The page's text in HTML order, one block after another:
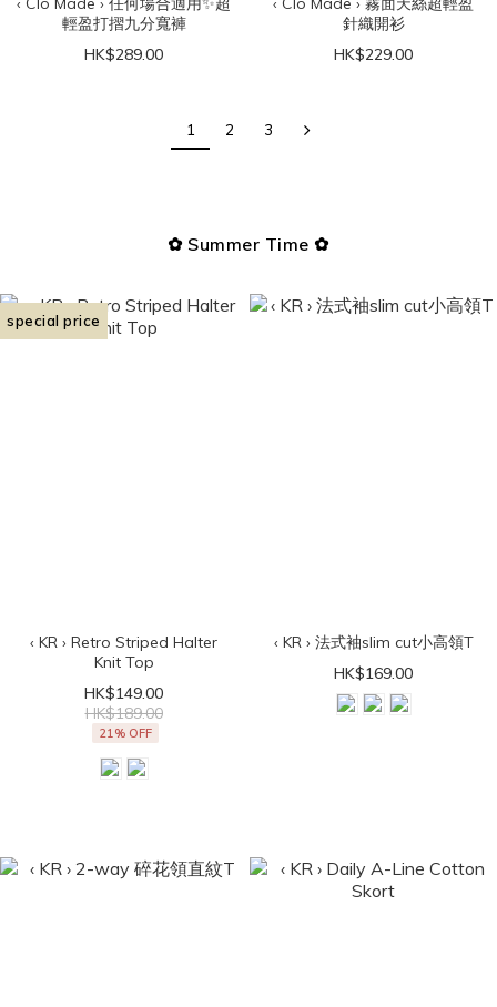
輕盈打摺九分寬褲
HK$289.00
針織開衫
HK$229.00
1 2 3
✿ Summer Time ✿
special price
‹ KR › Retro Striped Halter
Knit Top
HK$149.00
HK$189.00
21% OFF
‹ KR › 法式袖slim cut小高領T
HK$169.00